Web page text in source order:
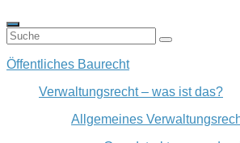
Öffentliches Baurecht
Verwaltungsrecht – was ist das?
Allgemeines